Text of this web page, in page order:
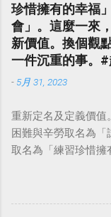
珍惜擁有的幸福
會」。這麼一來
新價值。換個觀
一件沉重的事。
- 5月 31, 2023
重新定名及定義價值
困難與辛勞取名為
取名為「練習珍惜擁
點看事情，就不會
華名言 - Chinese